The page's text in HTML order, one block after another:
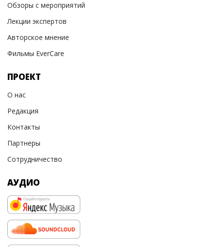
Обзоры с мероприятий
Лекции экспертов
Авторское мнение
Фильмы EverCare
ПРОЕКТ
О нас
Редакция
Контакты
Партнеры
Сотрудничество
АУДИО